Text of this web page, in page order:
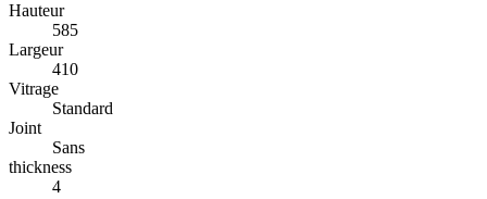
Hauteur
585
Largeur
410
Vitrage
Standard
Joint
Sans
thickness
4